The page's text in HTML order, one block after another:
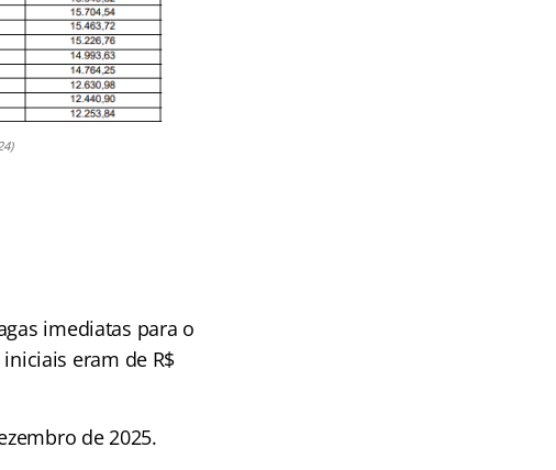
imediatas para o
eram de R$
de 2025.